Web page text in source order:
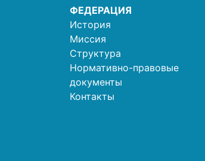
ФЕДЕРАЦИЯ
История
Миссия
Структура
Нормативно-правовые
документы
Контакты